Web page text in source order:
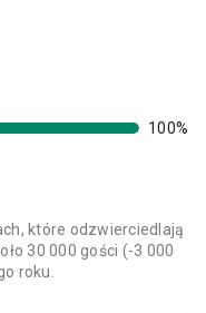
100%
które odzwierciedlają
30 000 gości (-3 000
roku.